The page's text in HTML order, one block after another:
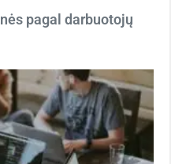
pagal darbuotojų